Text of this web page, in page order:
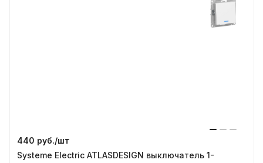
440 руб./шт
Systeme Electric ATLASDESIGN выключатель 1-